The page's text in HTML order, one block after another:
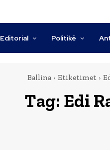
Editorial Politikë
Ballina Etiketimet
Tag: Edi